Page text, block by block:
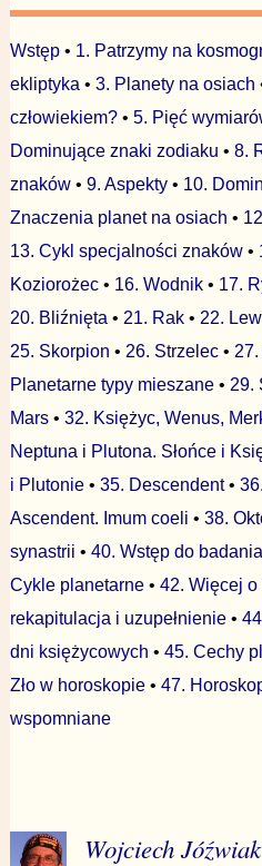
Wstęp• 1. Patrzymy na
ekliptyka • 3. Planety na osiach
człowiekiem?• 5. Pięć
Dominujące znaki zodiaku • 8.
znaków• 9. Aspekty• 10.
Znaczenia planet na osiach •
13. Cykl specjalności znaków•
Koziorożec• 16. Wodnik• 17.
20. Bliźnięta • 21. Rak• 22. Lew
25. Skorpion • 26. Strzelec•
Planetarne typy mieszane• 29.
Mars• 32. Księżyc, Wenus,
Neptuna i Plutona. Słońce i
i Plutonie• 35. Descendent•
Ascendent. Imum coeli • 38.
synastrii • 40. Wstęp do
Cykle planetarne• 42. Więcej o
rekapitulacja i uzupełnienie•
dni księżycowych • 45. Cechy
Zło w horoskopie• 47.
wspomniane
Wojciech Jóźwiak